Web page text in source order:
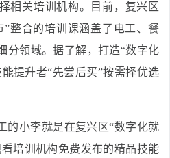
相关培训机构。目前，复兴区
整合的培训课涵盖了电工、餐
分领域。据了解，打造“数字化
提升者“先尝后买”按需择优选
的小李就是在复兴区“数字化就
培训机构免费发布的精品技能